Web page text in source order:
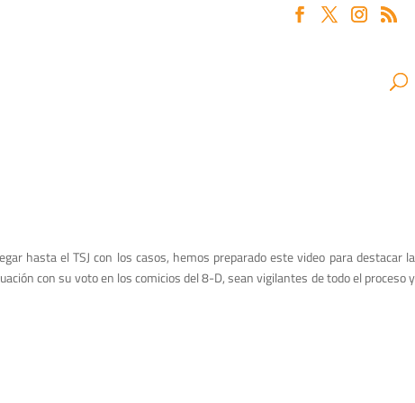
hasta el TSJ con los casos, hemos preparado este video para destacar la
con su voto en los comicios del 8-D, sean vigilantes de todo el proceso y